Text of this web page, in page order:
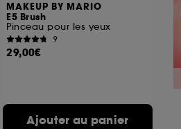
MAKEUP BY MARIO
E5 Brush
Pinceau pour les yeux
9
29,00€
Ajouter au panier